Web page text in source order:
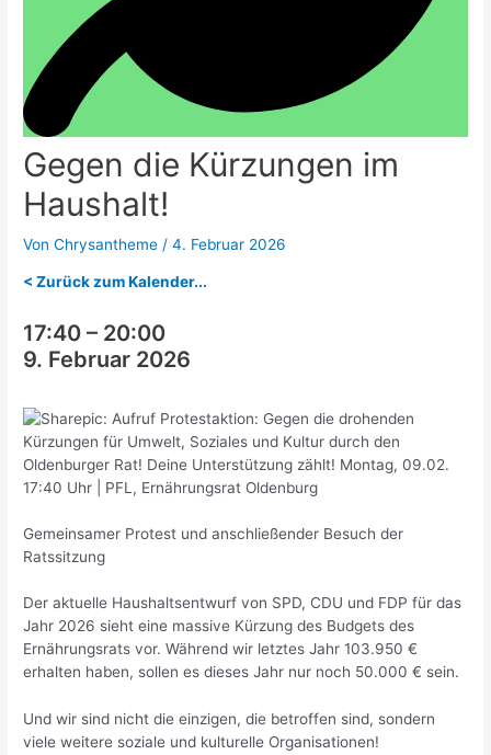
Gegen die Kürzungen im
Haushalt!
VonChrysantheme /4. Februar 2026
< Zurück zum Kalender...
17:40 – 20:00
9. Februar 2026
Gemeinsamer Protest und anschließender Besuch der
Ratssitzung
Der aktuelle Haushaltsentwurf von SPD, CDU und FDP für das
Jahr 2026 sieht eine massive Kürzung des Budgets des
Ernährungsrats vor. Während wir letztes Jahr 103.950 €
erhalten haben, sollen es dieses Jahr nur noch 50.000 € sein.
Und wir sind nicht die einzigen, die betroffen sind, sondern
viele weitere soziale und kulturelle Organisationen!